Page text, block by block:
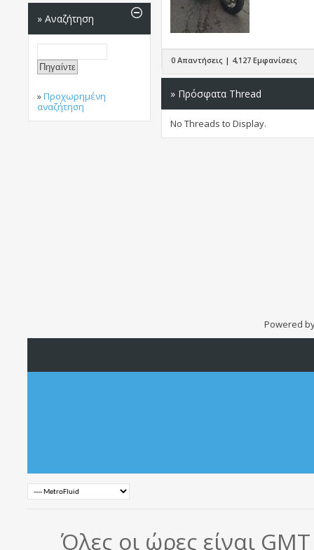
» Αναζήτηση
»Προχωρημένη
αναζήτηση
0 Απαντήσεις | 4,127 Εμφανίσεις
» Πρόσφατα Thread
No Threads to Display.
Powered
Όλες οι ώρες είναι